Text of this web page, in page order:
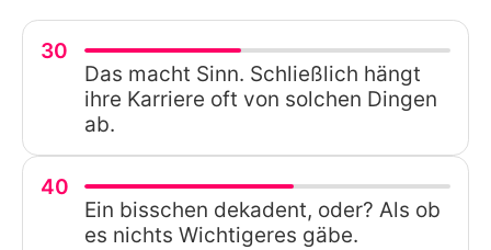
30
Das macht Sinn. Schließlich hängt
ihre Karriere oft von solchen Dingen
ab.
40
Ein bisschen dekadent, oder? Als ob
es nichts Wichtigeres gäbe.